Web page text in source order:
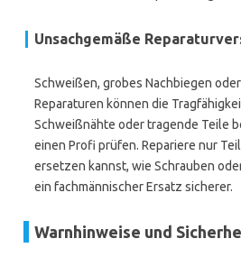
Unsachgemäße
Schweißen, grobes Nachbiegen
Reparaturen können die
Schweißnähte oder tragende Teile
einen Profi prüfen. Repariere nur
ersetzen kannst, wie Schrauben
ein fachmännischer Ersatz sicherer.
Warnhinweise und